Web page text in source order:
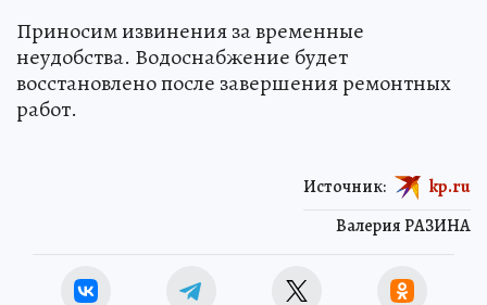
Приносим извинения за временные
неудобства. Водоснабжение будет
восстановлено после завершения ремонтных
работ.
Валерия РАЗИНА
Источник: kp.ru